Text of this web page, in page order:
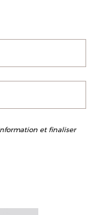
et finaliser